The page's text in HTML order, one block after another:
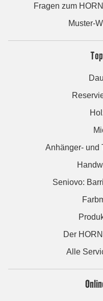
Fragen zum
Muster-
Anhänger- und
Seniovo:
Der
Alle